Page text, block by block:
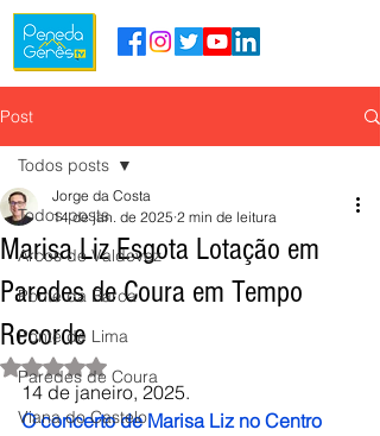
Post
Todos posts
Arcos de Valdevez
Ponte da Barca
Ponte de Lima
Paredes de Coura
Viana do Castelo
Todos posts
Marisa Liz Esgota Lotação em
Paredes de Coura em Tempo
Recorde
Jorge da Costa
14 de jan. de 2025 2 min de leitura
Avaliado com NaN de 5 estrelas.
14 de janeiro, 2025.
O concerto de Marisa Liz no Centro